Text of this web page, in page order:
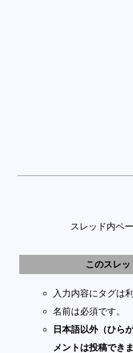
スレッド内ペ
このスレ
入力内容にタグは
名前は必須です。
日本語以外（ひら
メントは投稿できま